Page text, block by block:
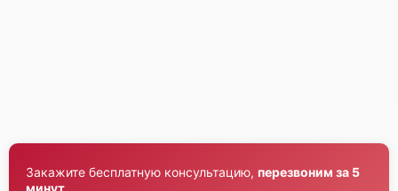
Закажите бесплатную консультацию, перезвоним за 5
минут